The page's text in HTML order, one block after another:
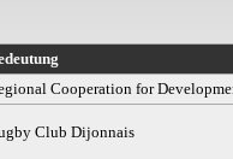
Cooperation for
Club Dijonnais